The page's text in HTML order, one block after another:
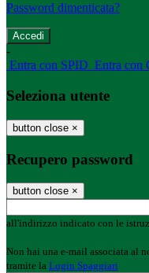
Password dimenticata?
-
Entra con SPID Entra con
Seleziona utente
button close ×
Recupero password
button close ×
all'indirizzo indicato con le
Non hai una e-mail associata al
tramite la Login Spaggiari